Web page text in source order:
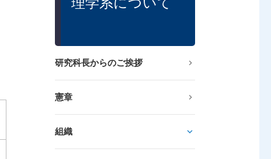
研究科長からのご挨拶
憲章
組織